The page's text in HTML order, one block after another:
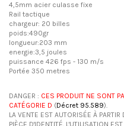
4,5mm acier culasse fixe
Rail tactique
chargeur: 20 billes
poids:490gr
longueur:203 mm
energie:3,5 joules
puissance 426 fps - 130 m/s
Portée 350 metres
DANGER : CES PRODUIT NE SONT
CATÉGORIE D (Décret 95.589).
LA VENTE EST AUTORISÉE À
PIÈCE D'IDENTITÉ. L'UTILISATION